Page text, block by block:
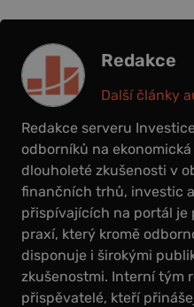
Redakce
Redakce serveru
odborníků na
dlouholeté zkušenosti v
finančních trhů, investic
přispívajících na portál je
praxí, který kromě
disponuje i širokými
zkušenostmi. Interní tým
přispěvatelé, kteří
Další články